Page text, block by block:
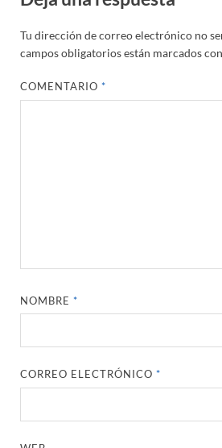
Tu dirección de correo electrónico no
campos obligatorios están marcados con
COMENTARIO*
NOMBRE*
CORREO ELECTRÓNICO*